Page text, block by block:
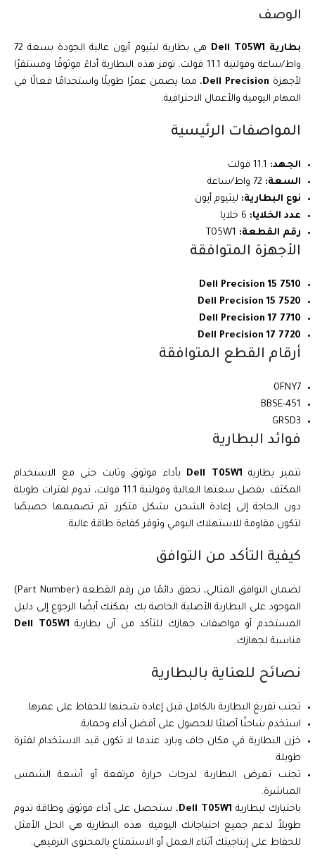
الوصف
بطارية Dell T05W1
هي بطارية ليثيوم أيون عالية الجودة بسعة 72
واط/ساعة وفولتية 11.1 فولت. توفر هذه البطارية أداءً موثوقًا ومستقرًا
لأجهزة Dell Precision، مما يضمن عمرًا طويلًا واستخدامًا فعالًا في
المهام اليومية والأعمال الاحترافية.
المواصفات الرئيسية
الجهد:
السعة:
نوع البطارية: ليثيوم أيون
عدد الخلايا:
رقم القطعة:
الأجهزة المتوافقة
Dell Precision 15 7510
Dell Precision 15 7520
Dell Precision 17 7710
Dell Precision 17 7720
أرقام القطع المتوافقة
0FNY7
451-BBSE
GR5D3
فوائد البطارية
تتميز بطارية Dell T05W1 بأداء موثوق وثابت حتى مع الاستخدام
المكثف. بفضل سعتها العالية وفولتية 11.1 فولت، تدوم لفترات طويلة
دون الحاجة إلى إعادة الشحن بشكل متكرر. تم تصميمها خصيصًا
لتكون مقاومة للاستهلاك اليومي وتوفر كفاءة طاقة عالية.
كيفية التأكد من التوافق
لضمان التوافق المثالي، تحقق دائمًا من رقم القطعة (Part Number)
الموجود على البطارية الأصلية الخاصة بك. يمكنك أيضًا الرجوع إلى دليل
المستخدم أو مواصفات جهازك للتأكد من أن بطارية Dell T05W1
مناسبة لجهازك.
نصائح للعناية بالبطارية
تجنب تفريغ البطارية بالكامل قبل إعادة شحنها للحفاظ على عمرها.
استخدم شاحنًا أصليًا للحصول على أفضل أداء وحماية.
خزن البطارية في مكان جاف وبارد عندما لا تكون قيد الاستخدام لفترة
طويلة.
تجنب تعرض البطارية لدرجات حرارة مرتفعة أو أشعة الشمس
المباشرة.
باختيارك لبطارية Dell T05W1، ستحصل على أداء موثوق وطاقة تدوم
طويلاً لدعم جميع احتياجاتك اليومية. هذه البطارية هي الحل الأمثل
للحفاظ على إنتاجيتك أثناء العمل أو الاستمتاع بالمحتوى الترفيهي.